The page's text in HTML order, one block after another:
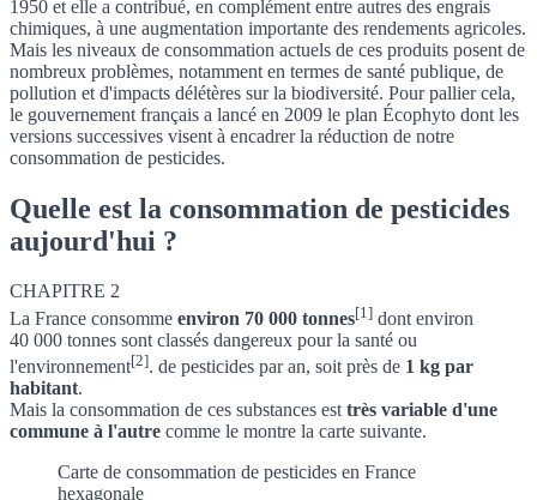
1950 et elle a contribué, en complément entre autres des engrais
chimiques, à une augmentation importante des rendements agricoles.
Mais les niveaux de consommation actuels de ces produits posent de
nombreux problèmes, notamment en termes de santé publique, de
pollution et d'impacts délétères sur la biodiversité. Pour pallier cela,
le gouvernement français a lancé en 2009 le plan Écophyto dont les
versions successives visent à encadrer la réduction de notre
consommation de pesticides.
Quelle est la consommation de pesticides
aujourd'hui ?
CHAPITRE 2
La France consomme environ 70 000 tonnes[1] dont environ
40 000 tonnes sont classés dangereux pour la santé ou
l'environnement[2]. de pesticides par an, soit près de 1 kg par
habitant.
Mais la consommation de ces substances est très variable d'une
commune à l'autre comme le montre la carte suivante.
Carte de consommation de pesticides en France
hexagonale